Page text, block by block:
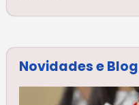
Novidades e Blog